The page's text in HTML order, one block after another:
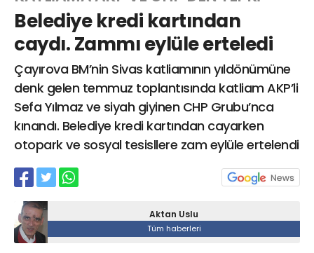
Belediye kredi kartından
caydı. Zammı eylüle erteledi
Çayırova BM’nin Sivas katliamının yıldönümüne
denk gelen temmuz toplantısında katliam AKP’li
Sefa Yılmaz ve siyah giyinen CHP Grubu’nca
kınandı. Belediye kredi kartından cayarken
otopark ve sosyal tesisllere zam eylüle ertelendi
Aktan Uslu
Tüm haberleri
Hacı Halil Mahallesi, İsmetpaşa
Caddesi, Beşiroğlu Altın Han Kat: 1
(BİLKAR)Gebze - KOCAELİ
aktanuslu@gmail.com